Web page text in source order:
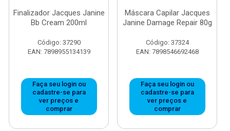
Finalizador Jacques Janine
Bb Cream 200ml
Código: 37290
EAN: 7898955134139
Faça seu login ou
cadastre-se para
ver preços e
comprar
Máscara Capilar Jacques
Janine Damage Repair 80g
Código: 37324
EAN: 7898546692468
Faça seu login ou
cadastre-se para
ver preços e
comprar